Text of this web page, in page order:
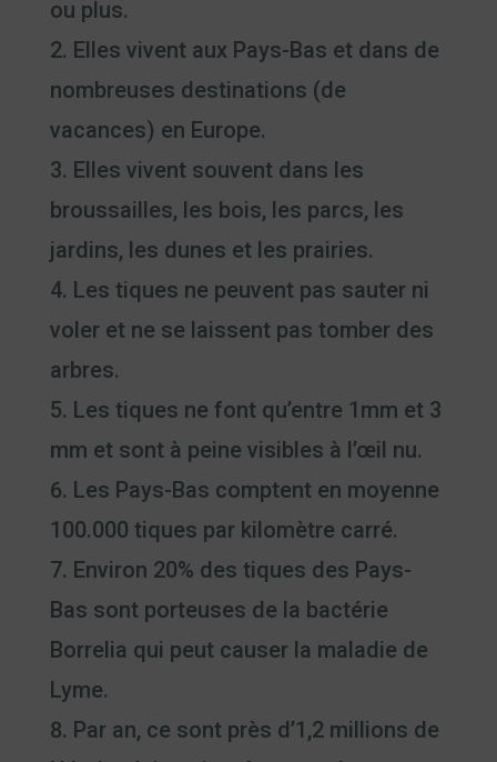
ou plus.
Elles vivent aux Pays-Bas et dans de
nombreuses destinations (de
vacances) en Europe.
Elles vivent souvent dans les
broussailles, les bois, les parcs, les
jardins, les dunes et les prairies.
Les tiques ne peuvent pas sauter ni
voler et ne se laissent pas tomber des
arbres.
Les tiques ne font qu’entre 1mm et 3
mm et sont à peine visibles à l’œil nu.
Les Pays-Bas comptent en moyenne
100.000 tiques par kilomètre carré.
Environ 20% des tiques des Pays-
Bas sont porteuses de la bactérie
Borrelia qui peut causer la maladie de
Lyme.
Par an, ce sont près d’1,2 millions de